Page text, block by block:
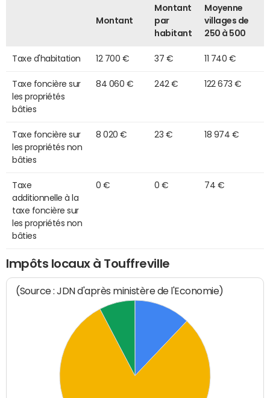
Montant
Montant
par
habitant
Moyenne
villages de
250 à 500
Taxe d'habitation 12 700 € 37 € 11 740 €
Taxe foncière sur
les propriétés
bâties
84 060 € 242 € 122 673 €
Taxe foncière sur
les propriétés non
bâties
8 020 € 23 € 18 974 €
Taxe
additionnelle à la
taxe foncière sur
les propriétés non
bâties
0 € 0 € 74 €
Impôts locaux à Touffreville
(Source : JDN d'après ministère de l'Economie)